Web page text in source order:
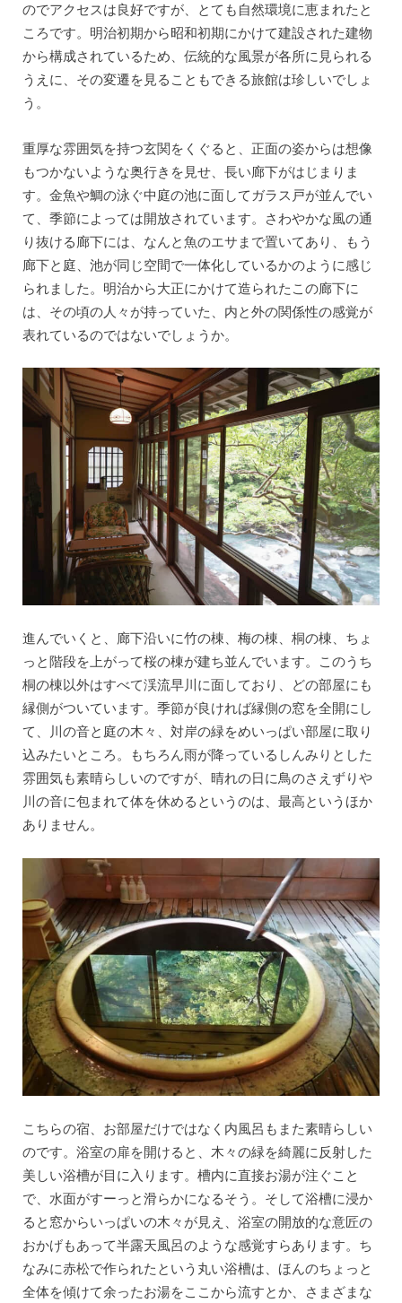
のでアクセスは良好ですが、とても自然環境に恵まれたと
ころです。明治初期から昭和初期にかけて建設された建物
から構成されているため、伝統的な風景が各所に見られる
うえに、その変遷を見ることもできる旅館は珍しいでしょ
う。
重厚な雰囲気を持つ玄関をくぐると、正面の姿からは想像
もつかないような奥行きを見せ、長い廊下がはじまりま
す。金魚や鯛の泳ぐ中庭の池に面してガラス戸が並んでい
て、季節によっては開放されています。さわやかな風の通
り抜ける廊下には、なんと魚のエサまで置いてあり、もう
廊下と庭、池が同じ空間で一体化しているかのように感じ
られました。明治から大正にかけて造られたこの廊下に
は、その頃の人々が持っていた、内と外の関係性の感覚が
表れているのではないでしょうか。
進んでいくと、廊下沿いに竹の棟、梅の棟、桐の棟、ちょ
っと階段を上がって桜の棟が建ち並んでいます。このうち
桐の棟以外はすべて渓流早川に面しており、どの部屋にも
縁側がついています。季節が良ければ縁側の窓を全開にし
て、川の音と庭の木々、対岸の緑をめいっぱい部屋に取り
込みたいところ。もちろん雨が降っているしんみりとした
雰囲気も素晴らしいのですが、晴れの日に鳥のさえずりや
川の音に包まれて体を休めるというのは、最高というほか
ありません。
こちらの宿、お部屋だけではなく内風呂もまた素晴らしい
のです。浴室の扉を開けると、木々の緑を綺麗に反射した
美しい浴槽が目に入ります。槽内に直接お湯が注ぐこと
で、水面がすーっと滑らかになるそう。そして浴槽に浸か
ると窓からいっぱいの木々が見え、浴室の開放的な意匠の
おかげもあって半露天風呂のような感覚すらあります。ち
なみに赤松で作られたという丸い浴槽は、ほんのちょっと
全体を傾けて余ったお湯をここから流すとか、さまざまな